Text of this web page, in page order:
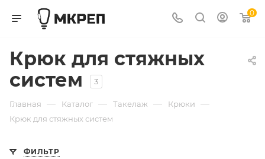
0
Крюк для стяжных
систем
3
Главная — Каталог — Такелаж — Крюки —
Крюк для стяжных систем
ФИЛЬТР